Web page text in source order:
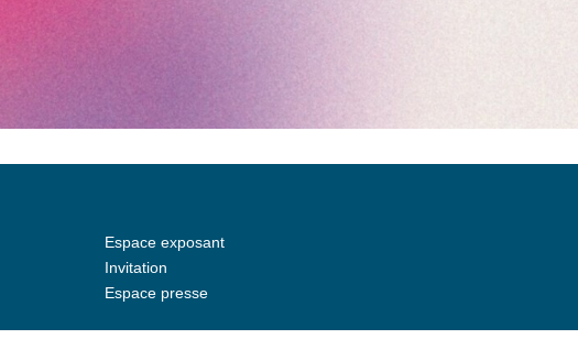
Espace exposant
Invitation
Espace presse